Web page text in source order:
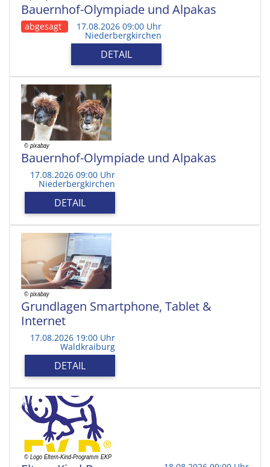
Bauernhof-Olympiade und Alpakas
abgesagt 17.08.2026 09:00 Uhr
Niederbergkirchen
DETAIL
Bauernhof-Olympiade und Alpakas
17.08.2026 09:00 Uhr
Niederbergkirchen
DETAIL
Grundlagen Smartphone, Tablet &
Internet
17.08.2026 19:00 Uhr
Waldkraiburg
DETAIL